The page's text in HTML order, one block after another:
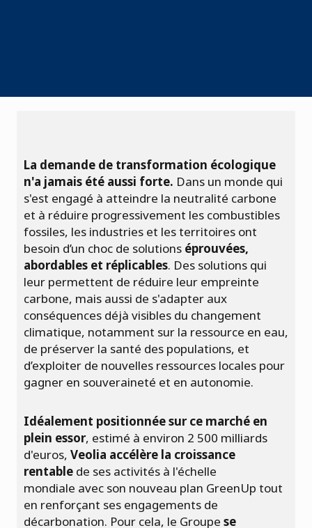
La demande de transformation écologique
n'a jamais été aussi forte. Dans un monde qui
s'est engagé à atteindre la neutralité carbone
et à réduire progressivement les combustibles
fossiles, les industries et les territoires ont
besoin d’un choc de solutions éprouvées,
abordables et réplicables. Des solutions qui
leur permettent de réduire leur empreinte
carbone, mais aussi de s'adapter aux
conséquences déjà visibles du changement
climatique, notamment sur la ressource en eau,
de préserver la santé des populations, et
d’exploiter de nouvelles ressources locales pour
gagner en souveraineté et en autonomie.
Idéalement positionnée sur ce marché en
plein essor, estimé à environ 2 500 milliards
d'euros, Veolia accélère la croissance
rentable de ses activités à l'échelle
mondiale avec son nouveau plan GreenUp tout
en renforçant ses engagements de
décarbonation. Pour cela, le Groupe se